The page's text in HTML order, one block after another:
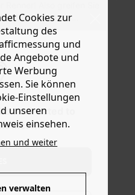
redirected to
?
nach Erhalt der
oder umzutauschen.
Also greifen Sie
Möglichkeit auf
Stoffzuschnitt aus
Tipp der Stylistin: ob
Hose: mit diesem
Cookies zur
des
und
Angebote und
Werbung
Sie können
Einstellungen
unseren
einsehen.
und weiter
verwalten